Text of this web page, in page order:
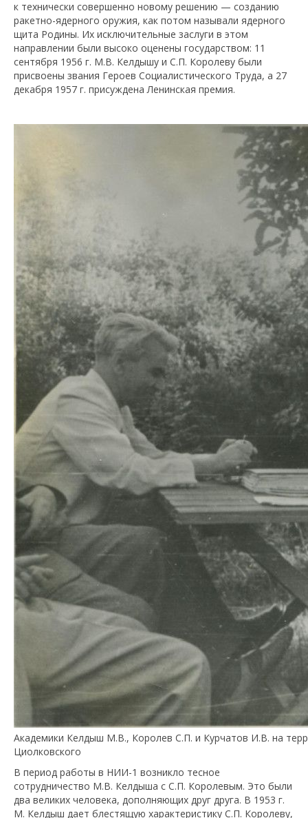
к технически совершенно новому решению — созданию
ракетно-ядерного оружия, как потом называли ядерного
щита Родины. Их исключительные заслуги в этом
направлении были высоко оценены государством: 11
сентября 1956 г. М.В. Келдышу и С.П. Королеву были
присвоены звания Героев Социалистического Труда, а 27
декабря 1957 г. присуждена Ленинская премия.
Академики Келдыш М.В., Королев С.П. и Курчатов И.В. на
Циолковского
В период работы в НИИ-1 возникло тесное
сотрудничество М.В. Келдыша с С.П. Королевым. Это были
два великих человека, дополняющих друг друга. В 1953 г.
М. Келдыш дает блестящую характеристику С.П. Королеву,